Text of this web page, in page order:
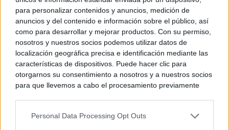
para personalizar contenidos y anuncios, medición de
anuncios y del contenido e información sobre el público, así
como para desarrollar y mejorar productos. Con su permiso,
nosotros y nuestros socios podemos utilizar datos de
localización geográfica precisa e identificación mediante las
características de dispositivos. Puede hacer clic para
otorgarnos su consentimiento a nosotros y a nuestros socios
para que llevemos a cabo el procesamiento previamente
negar su consentimiento. Tenga en cuenta que algún
Personal Data Processing Opt Outs